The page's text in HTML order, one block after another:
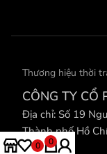
Thương hiệu thời
CÔNG TY CỔ
Địa chỉ: Số 19
Thành phố Hồ
0 0